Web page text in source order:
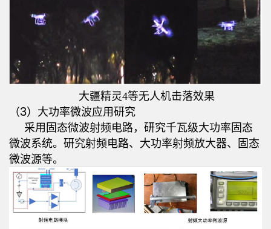
大疆精灵4等无人机击落效果
（3）大功率微波应用研究
采用固态微波射频电路，研究千瓦级大功率固态
微波系统。研究射频电路、大功率射频放大器、固态
微波源等。